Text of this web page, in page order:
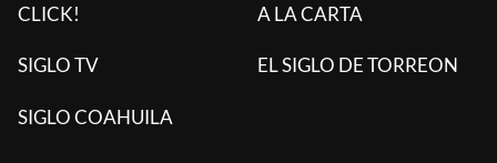
CLICK!
A LA CARTA
SIGLO TV EL SIGLO DE TORREON
SIGLO COAHUILA